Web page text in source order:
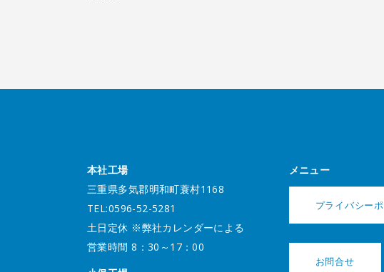
本社工場
三重県多気郡明和町蓑村1168
TEL:0596-52-5281
土日定休 ※弊社カレンダーによる
営業時間 8：30～17：00
メニュー
プライバシー
お問合せ